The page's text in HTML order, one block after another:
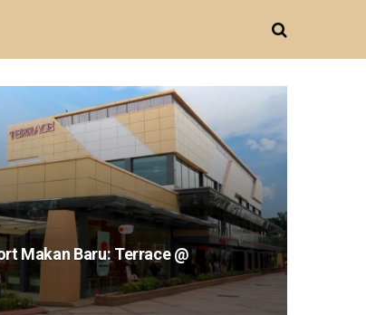
Makan Baru: Terrace @